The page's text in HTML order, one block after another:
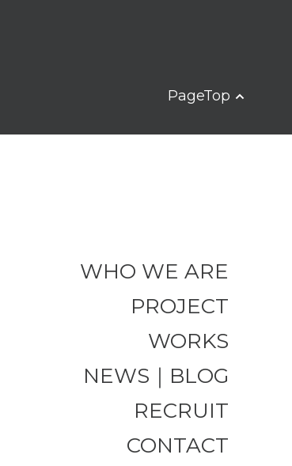
PageTop
WHO WE ARE
PROJECT
WORKS
NEWS｜BLOG
RECRUIT
CONTACT